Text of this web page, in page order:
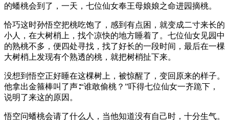
的蟠桃会到了，一天，七位仙女奉王母娘娘之命进园摘桃。
恰巧这时孙悟空把桃吃饱了，感到有点困，就变成二寸来长的
小人，在大树梢上，找个凉快的地方睡着了。七位仙女见园中
的熟桃不多，便四处寻找，找了好长的一段时间，最后在一棵
大树梢上发现有个熟透的桃，就把树梢扯下来。
没想到悟空正好睡在这棵树上，被惊醒了，变回原来的样子。
他拿出金箍棒叫了声∶“谁敢偷桃？”吓得七位仙女一齐跪下，
说明了来这的原因。
悟空问蟠桃会请了什么人，当他知道没有自己时，十分生气。